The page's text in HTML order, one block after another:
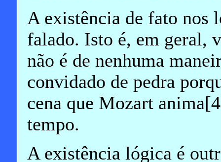
A existência de fato nos
falado. Isto é, em geral,
não é de nenhuma
convidado de pedra
cena que Mozart
tempo.
A existência lógica é